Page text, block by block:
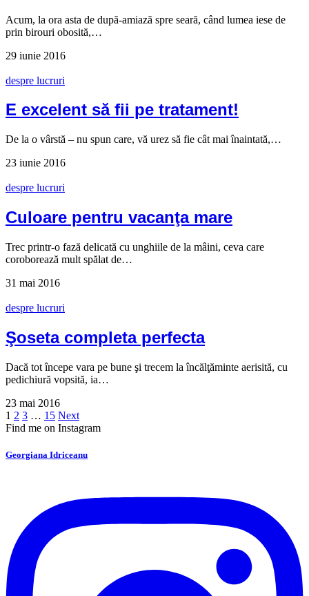
Acum, la ora asta de după-amiază spre seară, când lumea iese de
prin birouri obosită,…
29 iunie 2016
despre lucruri
E excelent să fii pe tratament!
De la o vârstă – nu spun care, vă urez să fie cât mai înaintată,…
23 iunie 2016
despre lucruri
Culoare pentru vacanţa mare
Trec printr-o fază delicată cu unghiile de la mâini, ceva care
coroborează mult spălat de…
31 mai 2016
despre lucruri
Şoseta completa perfecta
Dacă tot începe vara pe bune şi trecem la încălţăminte aerisită, cu
pedichiură vopsită, ia…
23 mai 2016
1 2 3 … 15 Next
Find me on Instagram
Georgiana Idriceanu